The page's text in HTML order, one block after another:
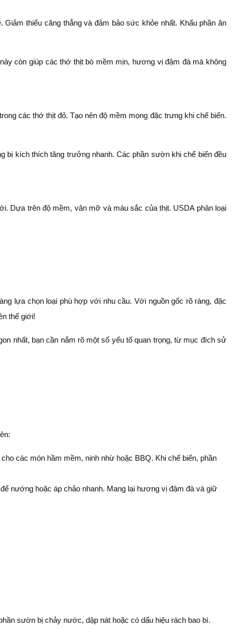
thiểu căng thẳng và đảm bảo sức khỏe nhất. Khẩu phần ăn
còn giúp các thớ thịt bò mềm mịn, hương vị đậm đà mà không
các thớ thịt đỏ. Tạo nên độ mềm mọng đặc trưng khi chế biến.
bị kích thích tăng trưởng nhanh. Các phần sườn khi chế biến đều
Dựa trên độ mềm, vân mỡ và màu sắc của thịt. USDA phân loại
lựa chọn loại phù hợp với nhu cầu. Với nguồn gốc rõ ràng, đặc
thế giới!
nhất, bạn cần nắm rõ một số yếu tố quan trọng, từ mục đích sử
các món hầm mềm, ninh nhừ hoặc BBQ. Khi chế biến, phần
nướng hoặc áp chảo nhanh. Mang lại hương vị đậm đà và giữ
sườn bị chảy nước, dập nát hoặc có dấu hiệu rách bao bì.